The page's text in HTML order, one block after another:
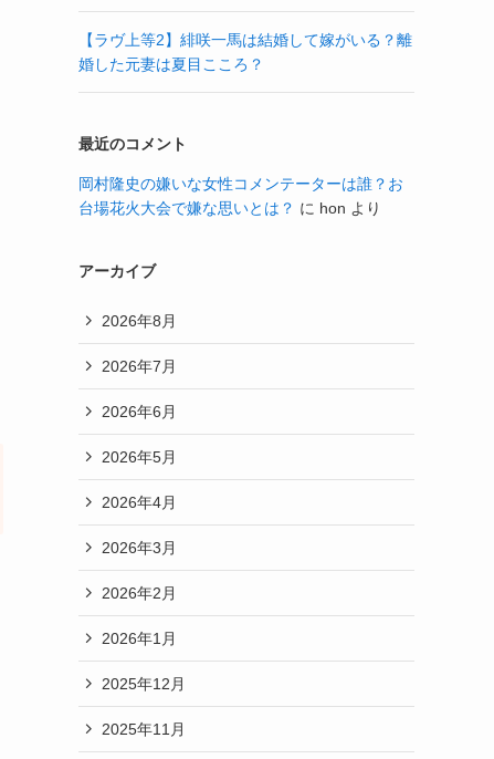
【ラヴ上等2】緋咲一馬は結婚して嫁がいる？離
婚した元妻は夏目こころ？
最近のコメント
岡村隆史の嫌いな女性コメンテーターは誰？お
台場花火大会で嫌な思いとは？ に hon より
アーカイブ
2026年8月
2026年7月
2026年6月
2026年5月
2026年4月
2026年3月
2026年2月
2026年1月
2025年12月
2025年11月